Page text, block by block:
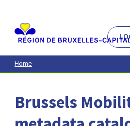
contenu
principal
Home
Brussels